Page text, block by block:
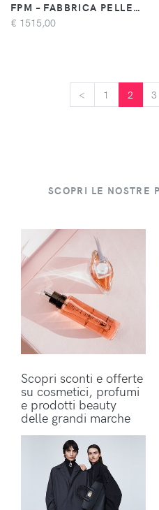
FPM – FABBRICA PELLETTERIE MILANO
€ 1515,00
< 1 2 3
SCOPRI LE NOSTRE
Scopri sconti e offerte
su cosmetici, profumi
e prodotti beauty
delle grandi marche